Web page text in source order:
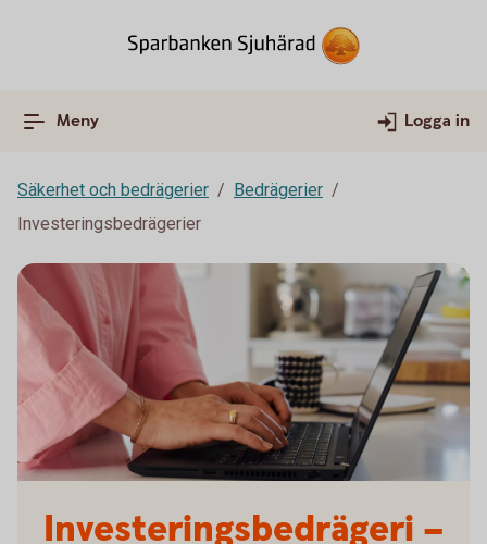
Meny Logga in
Säkerhet och bedrägerier
Bedrägerier
Investeringsbedrägerier
Investeringsbedrägeri –